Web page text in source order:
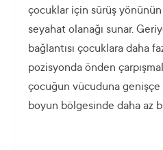
çocuklar için sürüş
seyahat olanağı sunar.
bağlantısı çocuklara daha
pozisyonda önden
çocuğun vücuduna genişçe
boyun bölgesinde daha az